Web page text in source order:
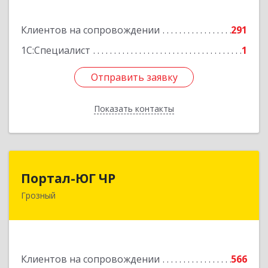
Клиентов на сопровождении
291
1С:Специалист
1
Отправить заявку
Показать контакты
Подробнее
Отправить заявку
Назад
Портал-ЮГ ЧР
Грозный
Клиентов на сопровождении
566
364906, Чеченская Респ, Грозный г, Путина пр-